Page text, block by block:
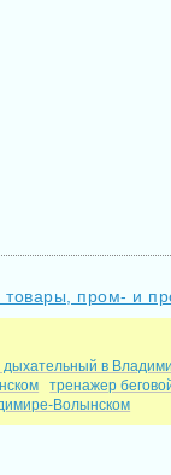
товары, пром- и
дыхательный в
тренажер
Волынском